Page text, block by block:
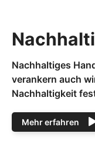
Nachhaltiges
verankern auch
Nachhaltigkeit
Mehr erfahren